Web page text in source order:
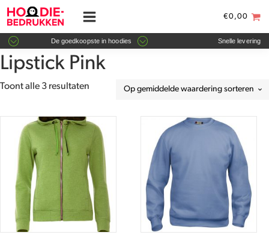
€0,00
De goedkoopste in hoodies Snelle levering
Lipstick Pink
Toont alle 3 resultaten Gesorteerd
waardering
product
heeft
meerdere
variaties.
Deze
optie
gekozen
product
heeft
meerdere
variaties.
Deze
optie
kan
gekozen